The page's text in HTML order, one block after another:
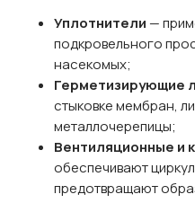
Уплотнители —
подкровельного
насекомых;
Герметизирующие
стыковке мембран,
металлочерепицы;
Вентиляционные и
обеспечивают
предотвращают